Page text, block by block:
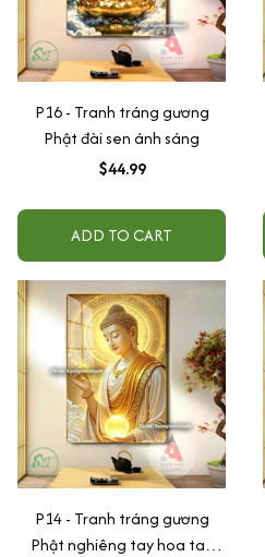
P16 - Tranh tráng gương
Phật đài sen ánh sáng
$44.99
ADD TO CART
P14 - Tranh tráng gương
Phật nghiêng tay hoa tay